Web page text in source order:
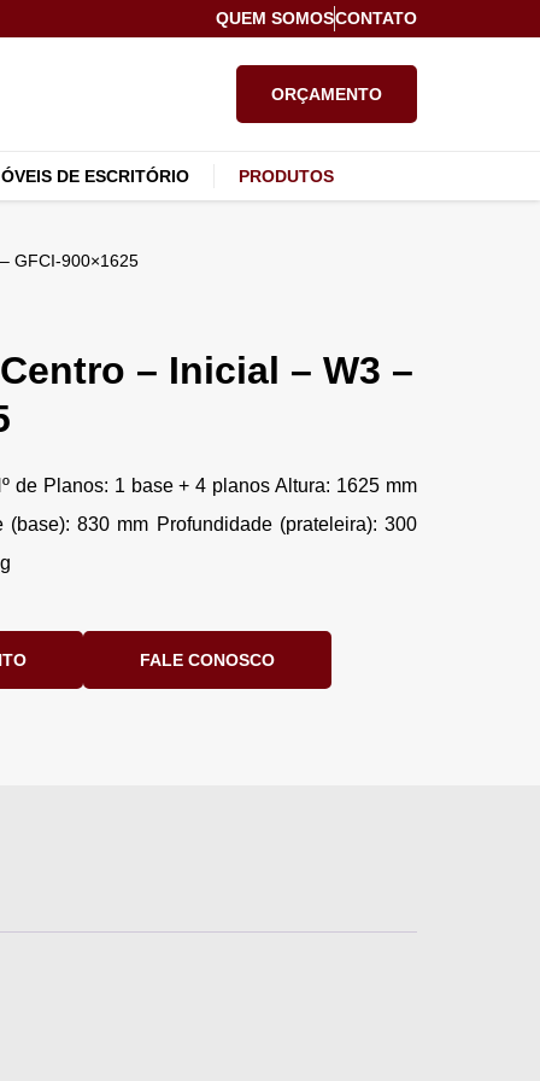
QUEM SOMOSCONTATO
ORÇAMENTO
DE ESCRITÓRIO PRODUTOS
GFCI-900×1625
– Inicial – W3 –
de Planos: 1 base + 4 planos Altura: 1625 mm
830 mm Profundidade (prateleira): 300
FALE CONOSCO